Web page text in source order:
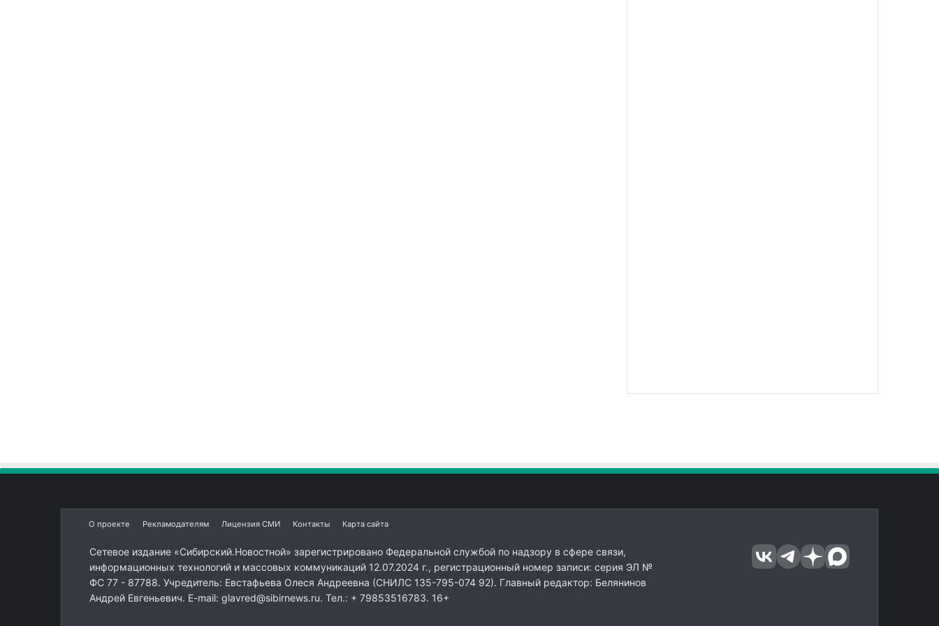
О проекте Рекламодателям Лицензия СМИ Контакты Карта сайта
Сетевое издание «Сибирский.Новостной» зарегистрировано Федеральной службой по надзору в сфере связи,
информационных технологий и массовых коммуникаций 12.07.2024 г., регистрационный номер записи: серия ЭЛ №
ФС 77 - 87788. Учредитель: Евстафьева Олеся Андреевна (СНИЛС 135-795-074 92). Главный редактор: Белянинов
Андрей Евгеньевич. E-mail: glavred@sibirnews.ru. Тел.: + 79853516783. 16+